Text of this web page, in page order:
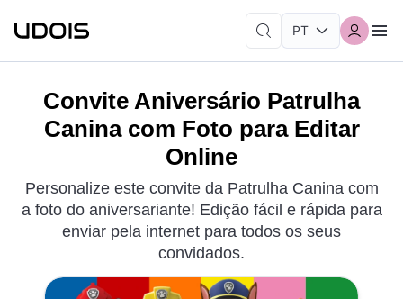
Convite Aniversário Patrulha
Canina com Foto para Editar
Online
Personalize este convite da Patrulha Canina com
a foto do aniversariante! Edição fácil e rápida para
enviar pela internet para todos os seus
convidados.